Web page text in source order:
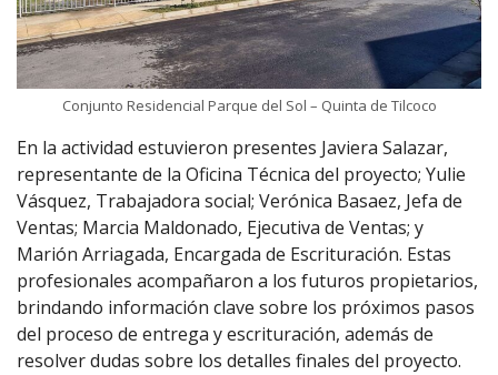
Conjunto Residencial Parque del Sol – Quinta de Tilcoco
En la actividad estuvieron presentes Javiera Salazar,
representante de la Oficina Técnica del proyecto; Yulie
Vásquez, Trabajadora social; Verónica Basaez, Jefa de
Ventas; Marcia Maldonado, Ejecutiva de Ventas; y
Marión Arriagada, Encargada de Escrituración. Estas
profesionales acompañaron a los futuros propietarios,
brindando información clave sobre los próximos pasos
del proceso de entrega y escrituración, además de
resolver dudas sobre los detalles finales del proyecto.